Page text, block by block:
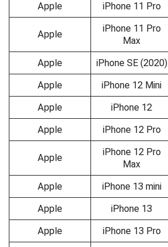
Apple
iPhone 11 Pro
Apple
iPhone 11 Pro
Max
Apple iPhone SE (2020)
Apple
iPhone 12 Mini
Apple
iPhone 12
Apple
iPhone 12 Pro
Apple
iPhone 12 Pro
Max
Apple iPhone 13 mini
Apple
iPhone 13
Apple
iPhone 13 Pro